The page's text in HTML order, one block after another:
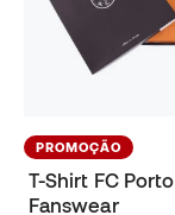
PROMOÇÃO
T-Shirt FC Porto
Fanswear